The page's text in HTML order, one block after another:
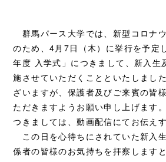
群馬パース大学では、新型コロナ
のため、4月7日（木）に挙行を予定
年度 入学式」につきまして、新入生
施させていただくことといたしまし
ざいますが、保護者及びご来賓の皆
ただきますようお願い申し上げます
つきましては、動画配信にてお伝え
この日を心待ちにされていた新入
係者の皆様のお気持ちを拝察します